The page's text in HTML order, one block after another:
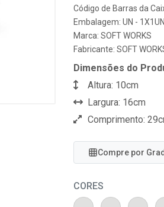
Código de Barras da
Embalagem: UN - 1X1UN
Marca: SOFT WORKS
Fabricante: SOFT
Dimensões do
Altura: 10cm
Largura: 16cm
Comprimento:
Compre por
CORES